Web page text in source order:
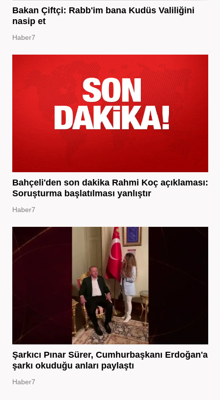
Bakan Çiftçi: Rabb'im bana Kudüs Valiliğini
nasip et
Haber7
Bahçeli'den son dakika Rahmi Koç açıklaması:
Soruşturma başlatılması yanlıştır
Haber7
Şarkıcı Pınar Sürer, Cumhurbaşkanı Erdoğan'a
şarkı okuduğu anları paylaştı
Haber7